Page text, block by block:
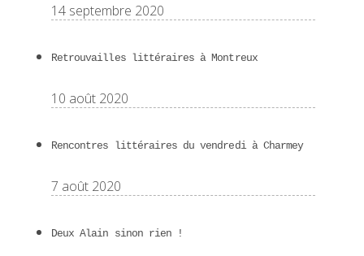
14 septembre 2020
Retrouvailles littéraires à Montreux
10 août 2020
Rencontres littéraires du vendredi à Charmey
7 août 2020
Deux Alain sinon rien !